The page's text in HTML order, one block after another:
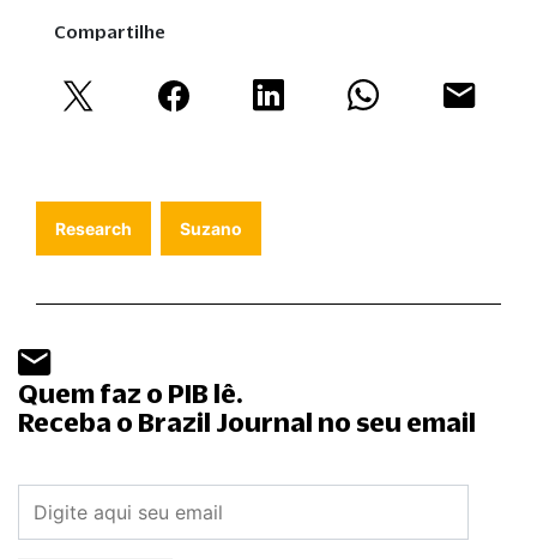
Compartilhe
Research Suzano
Quem faz o PIB lê.
Receba o Brazil Journal no seu email